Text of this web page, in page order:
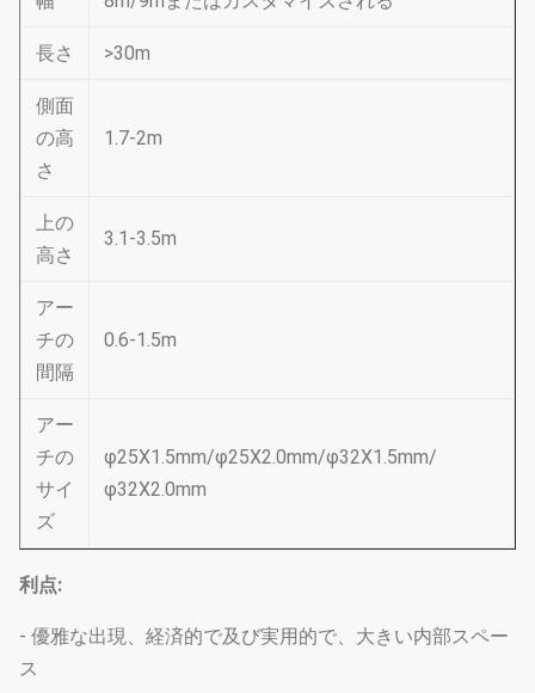
長さ >30m
側面
の高
さ
1.7-2m
上の
高さ
3.1-3.5m
アー
チの
間隔
0.6-1.5m
アー
チの
サイ
ズ
φ25X1.5mm/φ25X2.0mm/φ32X1.5mm/
φ32X2.0mm
利点:
- 優雅な出現、経済的で及び実用的で、大きい内部スペー
ス